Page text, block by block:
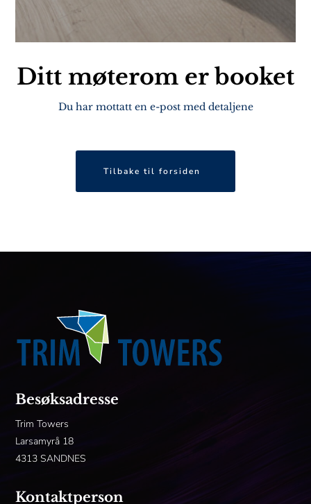
Ditt møterom er booket
Du har mottatt en e-post med detaljene
Tilbake til forsiden
Besøksadresse
Trim Towers
Larsamyrå 18
4313 SANDNES
Kontaktperson